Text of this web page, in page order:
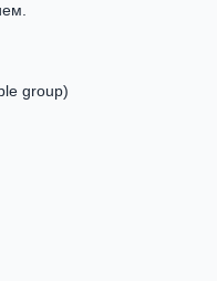
group)